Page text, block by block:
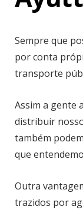
Sempre que
por conta
transporte
Assim a gente
distribuir
também
que
Outra
trazidos por